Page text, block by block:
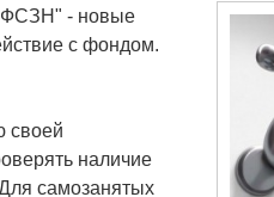
- новые
с фондом.
своей
наличие
самозанятых